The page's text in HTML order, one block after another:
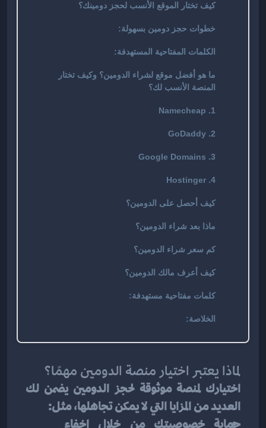
كيف تختار الموقع الأنسب لحجز دومينك؟
خطوات حجز دومين بسهولة:
الكلمات المفتاحية المستهدفة:
ما هو أفضل موقع لشراء الدومين؟ وكيف تختار
المنصة الأنسب لك؟
1. Namecheap
2. GoDaddy
3. Google Domains
4. Hostinger
كيف أحصل على الدومين؟
ماذا بعد شراء الدومين؟
كم سعر شراء الدومين؟
كيف أعرف مالك الدومين؟
كلمات مفتاحية مستهدفة:
الخلاصة:
لماذا يعتبر اختيار منصة الدومين مهمًا؟
العديد من المزايا التي لا يمكن تجاهلها، مثل: